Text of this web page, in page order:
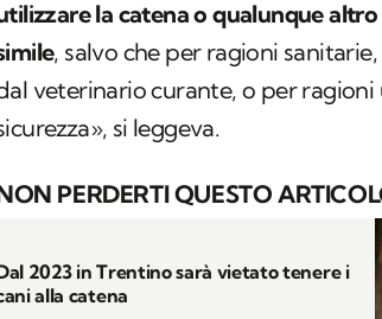
la catena o qualunque
, salvo che per ragioni
veterinario curante, o per
si leggeva.
PERDERTI QUESTO
2023 in Trentino sarà vietato tenere i
alla catena